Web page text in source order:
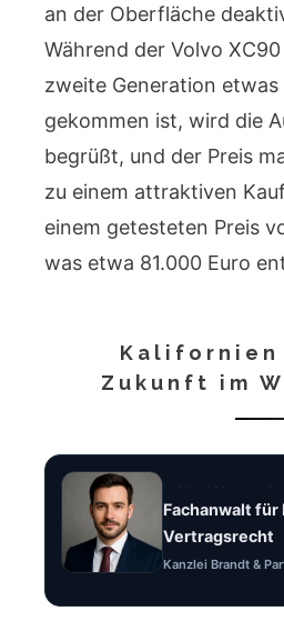
an der Oberfläche
Während der Volvo
zweite Generation etwas
gekommen ist, wird die
begrüßt, und der Preis
zu einem attraktiven
einem getesteten Preis
was etwa 81.000 Euro
Kalifornien
Zukunft im
Fachanwalt
Vertragsrecht
Kanzlei Brandt &